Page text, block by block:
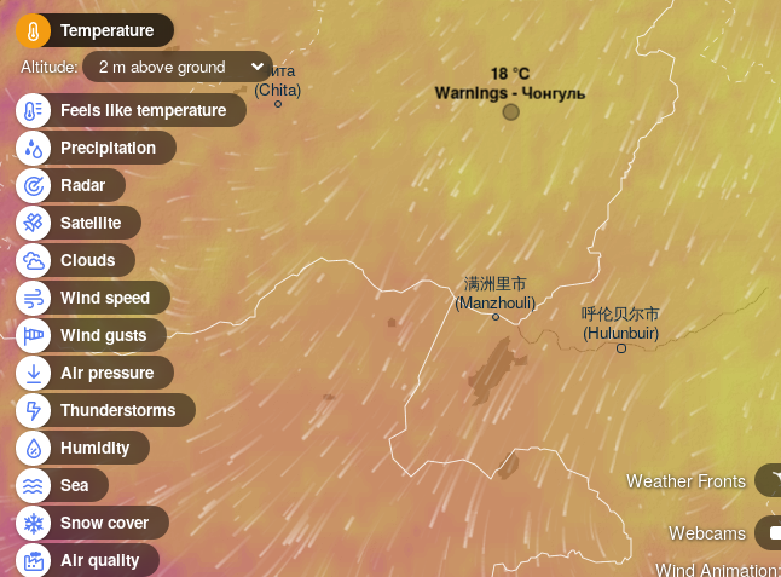
Temperature
Altitude:
2 m above ground
Feels like temperature
Precipitation
Radar
Satellite
Clouds
Wind speed
Wind gusts
Air pressure
Thunderstorms
Humidity
Sea
Snow cover
Air quality
Wind Animation:
Webcams
Weather Fronts
呼伦贝尔市
(Hulunbuir)
满洲里市
(Manzhouli)
Чита
(Chita)
Warnings - Чонгуль